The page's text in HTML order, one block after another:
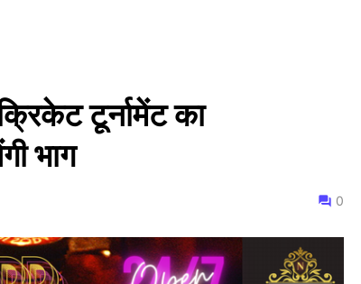
टूर्नामेंट का
भाग
0